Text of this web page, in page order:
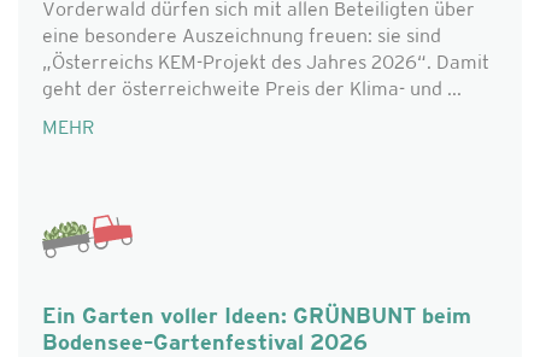
Vorderwald dürfen sich mit allen Beteiligten über
eine besondere Auszeichnung freuen: sie sind
„Österreichs KEM-Projekt des Jahres 2026“. Damit
geht der österreichweite Preis der Klima- und ...
MEHR
Ein Garten voller Ideen: GRÜNBUNT beim
Bodensee–Gartenfestival 2026